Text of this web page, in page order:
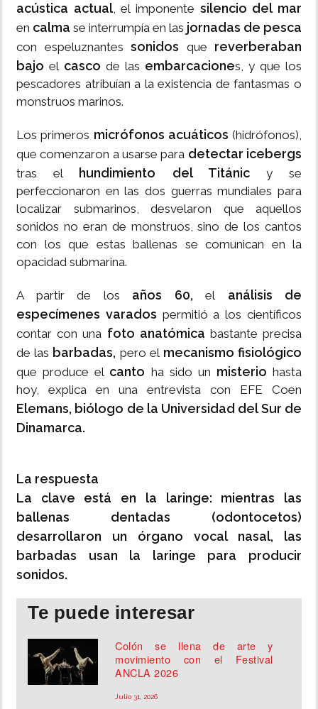
acústica actual, el imponente silencio del mar
en calma se interrumpía en las jornadas de pesca
con espeluznantes sonidos que reverberaban
bajo el casco de las embarcaciones, y que los
pescadores atribuían a la existencia de fantasmas o
monstruos marinos.
Los primeros micrófonos acuáticos (hidrófonos),
que comenzaron a usarse para detectar icebergs
tras el hundimiento del Titánicy se
perfeccionaron en las dos guerras mundiales para
localizar submarinos, desvelaron que aquellos
sonidos no eran de monstruos, sino de los cantos
con los que estas ballenas se comunican en la
opacidad submarina.
A partir de los años 60, el análisis de
especímenes varados permitió a los científicos
contar con una foto anatómica bastante precisa
de las barbadas, pero el mecanismo fisiológico
que produce el canto ha sido un misterio hasta
hoy, explica en una entrevista con EFE Coen
Elemans, biólogo de la Universidad del Sur de
Dinamarca.
La respuesta
La clave está en la laringe: mientras las
ballenas dentadas (odontocetos)
desarrollaron un órgano vocal nasal, las
barbadas usan la laringe para producir
sonidos.
Te puede interesar
Colón se llena de arte y
movimiento con el Festival
ANCLA 2026
Julio 31, 2026